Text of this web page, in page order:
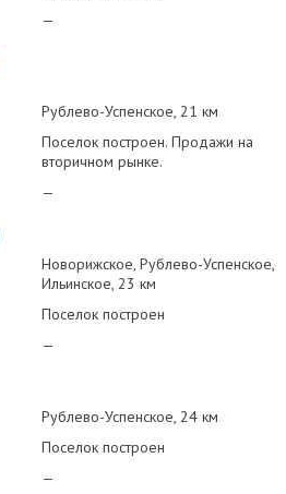
—
Рублево-Успенское 21 км
Поселок построен. Продажи на
вторичном рынке.
—
Новорижское Рублево-Успенское
Ильинское 23 км
Поселок построен
—
Рублево-Успенское 24 км
Поселок построен
—